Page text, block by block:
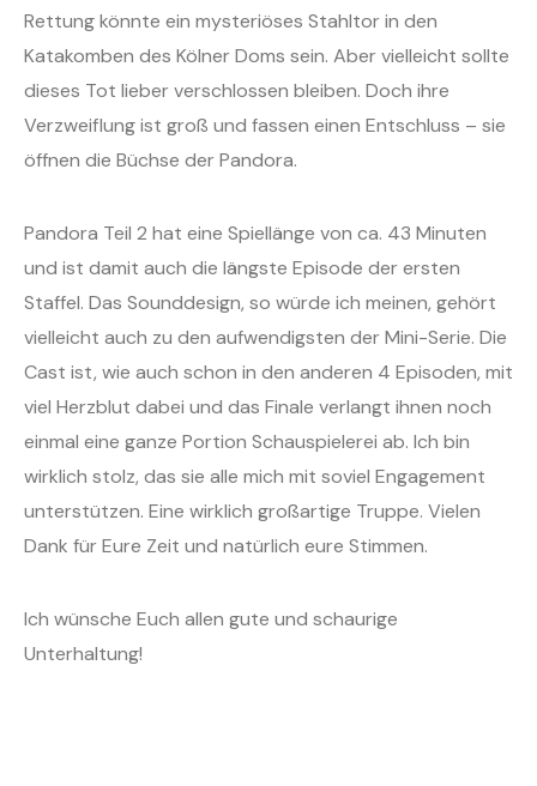
Rettung könnte ein mysteriöses Stahltor in den
Katakomben des Kölner Doms sein. Aber vielleicht sollte
dieses Tot lieber verschlossen bleiben. Doch ihre
Verzweiflung ist groß und fassen einen Entschluss – sie
öffnen die Büchse der Pandora.
Pandora Teil 2 hat eine Spiellänge von ca. 43 Minuten
und ist damit auch die längste Episode der ersten
Staffel. Das Sounddesign, so würde ich meinen, gehört
vielleicht auch zu den aufwendigsten der Mini-Serie. Die
Cast ist, wie auch schon in den anderen 4 Episoden, mit
viel Herzblut dabei und das Finale verlangt ihnen noch
einmal eine ganze Portion Schauspielerei ab. Ich bin
wirklich stolz, das sie alle mich mit soviel Engagement
unterstützen. Eine wirklich großartige Truppe. Vielen
Dank für Eure Zeit und natürlich eure Stimmen.
Ich wünsche Euch allen gute und schaurige
Unterhaltung!